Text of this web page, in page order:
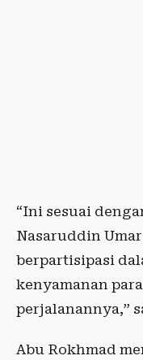
“Ini sesuai
Nasaruddin
berpartisipasi
kenyamanan
perjalanannya,”
Abu Rokhmad